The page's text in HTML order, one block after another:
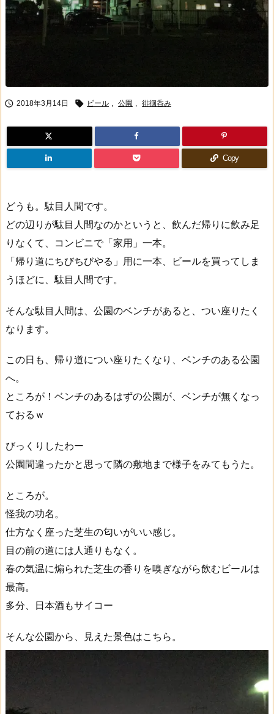
 2018年3月14日  ビール , 公園 , 徘徊呑み
Copy
どうも。駄目人間です。
どの辺りが駄目人間なのかというと、飲んだ帰りに飲み足
りなくて、コンビニで「家用」一本。
「帰り道にちびちびやる」用に一本、ビールを買ってしま
うほどに、駄目人間です。
そんな駄目人間は、公園のベンチがあると、つい座りたく
なります。
この日も、帰り道につい座りたくなり、ベンチのある公園
へ。
ところが！ベンチのあるはずの公園が、ベンチが無くなっ
ておるｗ
びっくりしたわー
公園間違ったかと思って隣の敷地まで様子をみてもうた。
ところが。
怪我の功名。
仕方なく座った芝生の匂いがいい感じ。
目の前の道には人通りもなく。
春の気温に煽られた芝生の香りを嗅ぎながら飲むビールは
最高。
多分、日本酒もサイコー
そんな公園から、見えた景色はこちら。